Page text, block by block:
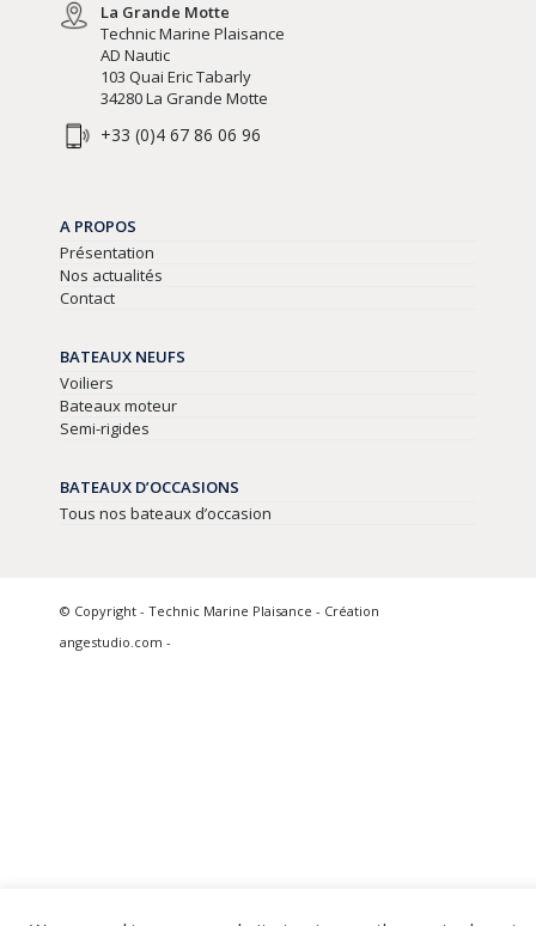
La Grande Motte
Technic Marine Plaisance
AD Nautic
103 Quai Eric Tabarly
34280 La Grande Motte
+33 (0)4 67 86 06 96
A PROPOS
Présentation
Nos actualités
Contact
BATEAUX NEUFS
Voiliers
Bateaux moteur
Semi-rigides
BATEAUX D’OCCASIONS
Tous nos bateaux d’occasion
© Copyright - Technic Marine Plaisance - Création
angestudio.com -